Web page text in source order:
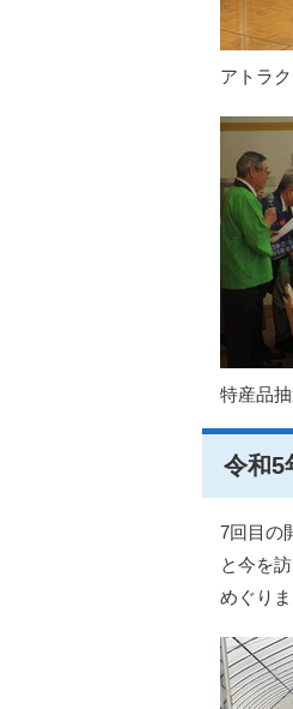
アトラ
特産品
令和
7回目の
と今を
めぐり